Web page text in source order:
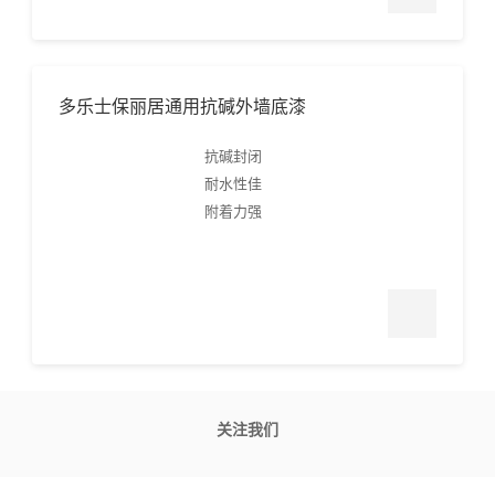
多乐士保丽居通用抗碱外墙底漆
抗碱封闭
耐水性佳
附着力强
关注我们